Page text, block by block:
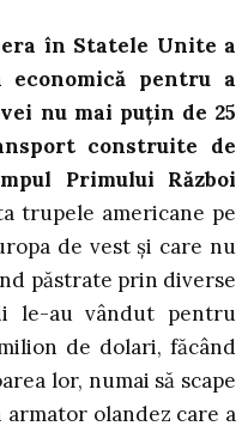
în Statele Unite a
pentru a
nu mai puţin de 25
construite de
Primului Război
trupele americane pe
de vest şi care nu
păstrate prin diverse
le-au vândut pentru
de dolari, făcând
lor, numai să scape
armator olandez care a